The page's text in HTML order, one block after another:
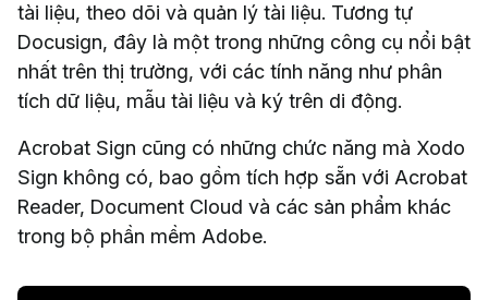
tài liệu, theo dõi và quản lý tài liệu. Tương tự
Docusign, đây là một trong những công cụ nổi bật
nhất trên thị trường, với các tính năng như phân
tích dữ liệu, mẫu tài liệu và ký trên di động.
Acrobat Sign cũng có những chức năng mà Xodo
Sign không có, bao gồm tích hợp sẵn với Acrobat
Reader, Document Cloud và các sản phẩm khác
trong bộ phần mềm Adobe.